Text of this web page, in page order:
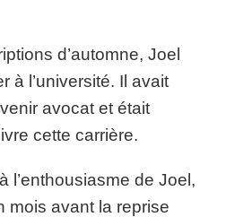
d’automne, Joel
à l’université. Il avait
avocat et était
cette carrière.
l’enthousiasme de Joel,
mois avant la reprise